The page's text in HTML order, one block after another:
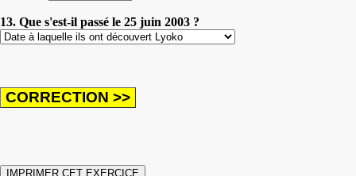
13. Que s'est-il passé le 25 juin 2003 ?